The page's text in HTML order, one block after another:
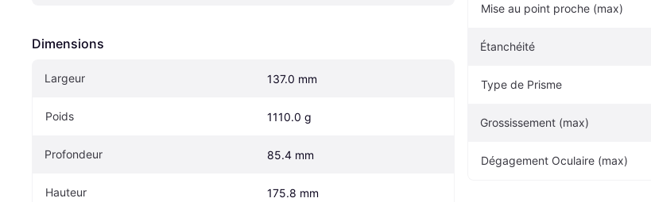
Dimensions
Largeur 137.0 mm
Poids 1110.0 g
Profondeur 85.4 mm
Hauteur 175.8 mm
Mise au point proche (max)
Étanchéité
Type de Prisme
Grossissement (max)
Dégagement Oculaire (max)